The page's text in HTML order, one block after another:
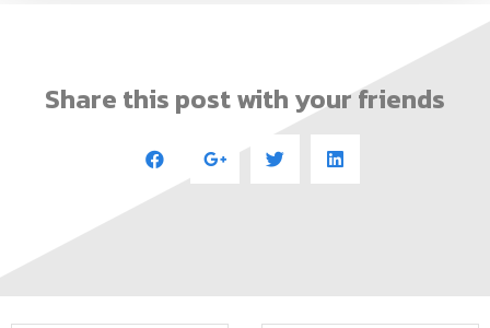
Share this post with your friends